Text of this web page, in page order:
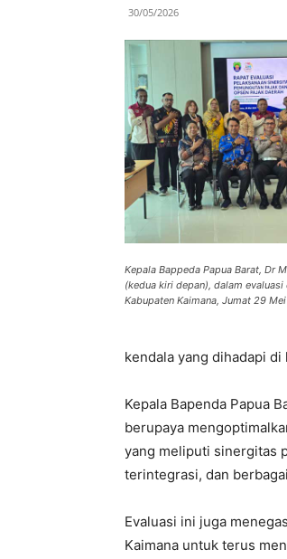
30/05/2026
Kepala Bappeda Papua Barat, Dr
(kedua kiri depan), dalam evaluasi
Kabupaten Kaimana, Jumat 29
kendala yang dihadapi
Kepala Bapenda Papua
berupaya
yang meliputi sinergitas
terintegrasi, dan
Evaluasi ini juga
Kaimana untuk terus